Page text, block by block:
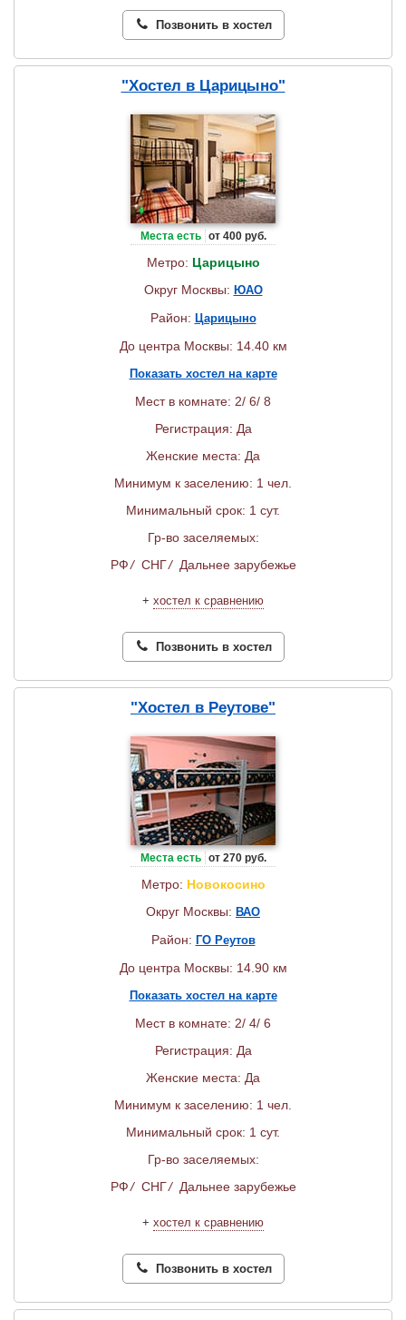
Позвонить в хостел
"Хостел в Царицыно"
Места есть от 400 руб.
Метро: Царицыно
Округ Москвы: ЮАО
Район: Царицыно
До центра Москвы: 14.40 км
Показать хостел на карте
Мест в комнате: 2/ 6/ 8
Регистрация: Да
Женские места: Да
Минимум к заселению: 1 чел.
Минимальный срок: 1 сут.
Гр-во заселяемых:
РФ/ СНГ/ Дальнее зарубежье
+ хостел к сравнению
Позвонить в хостел
"Хостел в Реутове"
Места есть от 270 руб.
Метро: Новокосино
Округ Москвы: ВАО
Район: ГО Реутов
До центра Москвы: 14.90 км
Показать хостел на карте
Мест в комнате: 2/ 4/ 6
Регистрация: Да
Женские места: Да
Минимум к заселению: 1 чел.
Минимальный срок: 1 сут.
Гр-во заселяемых:
РФ/ СНГ/ Дальнее зарубежье
+ хостел к сравнению
Позвонить в хостел